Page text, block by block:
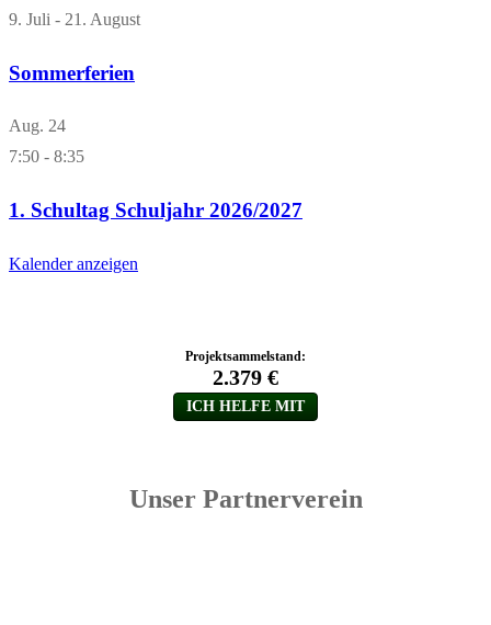
9. Juli - 21. August
Sommerferien
Aug. 24
7:50 - 8:35
1. Schultag Schuljahr 2026/2027
Kalender anzeigen
Unser Partnerverein